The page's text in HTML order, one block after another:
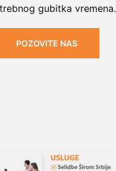
gubitka vremena.
POZOVITE NAS